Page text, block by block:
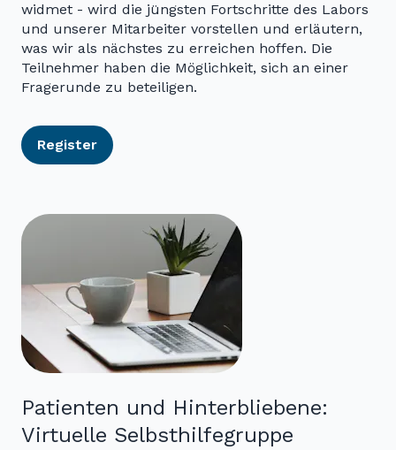
widmet - wird die jüngsten Fortschritte des Labors
und unserer Mitarbeiter vorstellen und erläutern,
was wir als nächstes zu erreichen hoffen. Die
Teilnehmer haben die Möglichkeit, sich an einer
Fragerunde zu beteiligen.
Register
Patienten und Hinterbliebene:
Virtuelle Selbsthilfegruppe